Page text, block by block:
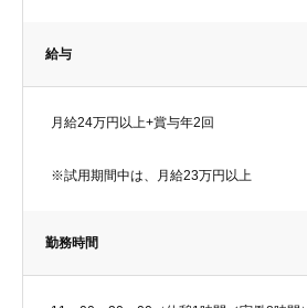
給与
月給24万円以上+賞与年2回
※試用期間中は、月給23万円以上
勤務時間